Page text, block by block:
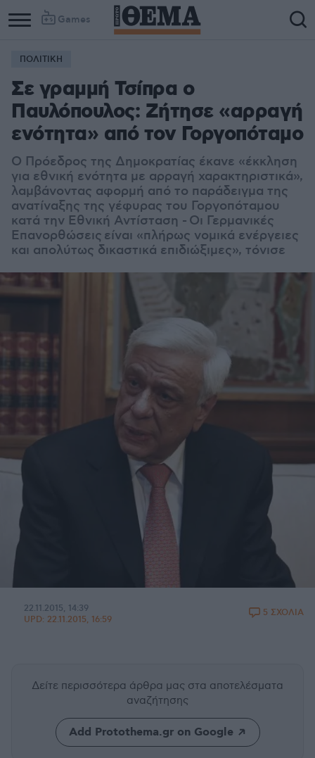
Games
1
2
ΠΟΛΙΤΙΚΗ
Σε γραμμή Τσίπρα ο
Παυλόπουλος: Ζήτησε «αρραγή
ενότητα» από τον Γοργοπόταμο
Ο Πρόεδρος της Δημοκρατίας έκανε «έκκληση
για εθνική ενότητα με αρραγή χαρακτηριστικά»,
λαμβάνοντας αφορμή από το παράδειγμα της
ανατίναξης της γέφυρας του Γοργοπόταμου
κατά την Εθνική Αντίσταση - Οι Γερμανικές
Επανορθώσεις είναι «πλήρως νομικά ενέργειες
και απολύτως δικαστικά επιδιώξιμες», τόνισε
22.11.2015, 14:39
UPD: 22.11.2015, 16:59
5 ΣΧΟΛΙΑ
Δείτε περισσότερα άρθρα μας στα αποτελέσματα
αναζήτησης
Add Protothema.gr on Google